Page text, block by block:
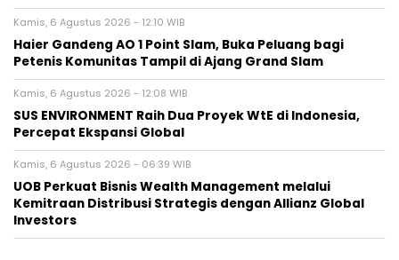
Kamis, 6 Agustus 2026 - 12:10 WIB
Haier Gandeng AO 1 Point Slam, Buka Peluang bagi
Petenis Komunitas Tampil di Ajang Grand Slam
Kamis, 6 Agustus 2026 - 12:08 WIB
SUS ENVIRONMENT Raih Dua Proyek WtE di Indonesia,
Percepat Ekspansi Global
Kamis, 6 Agustus 2026 - 06:39 WIB
UOB Perkuat Bisnis Wealth Management melalui
Kemitraan Distribusi Strategis dengan Allianz Global
Investors